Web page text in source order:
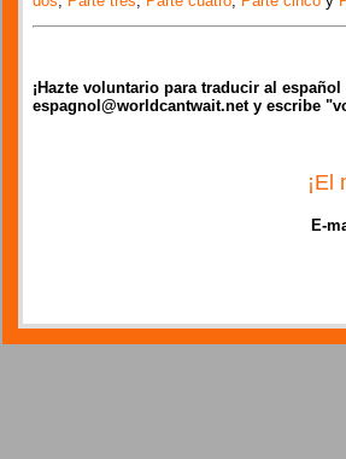
¡Hazte voluntario para traducir al
espagnol@worldcantwait.net y escribe
¡El
E-